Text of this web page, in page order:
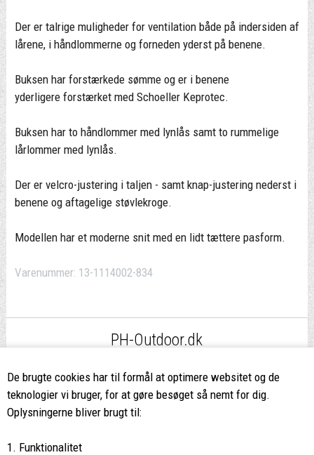
De brugte cookies har til formål at optimere websitet og de
teknologier vi bruger, for at gøre besøget så nemt for dig.
Oplysningerne bliver brugt til:
1. Funktionalitet
Der er talrige muligheder for ventilation både på indersiden af
lårene, i håndlommerne og forneden yderst på benene.
Buksen har forstærkede sømme og er i benene
yderligere forstærket med Schoeller Keprotec.
Buksen har to håndlommer med lynlås samt to rummelige
lårlommer med lynlås.
Der er velcro-justering i taljen - samt knap-justering nederst i
benene og aftagelige støvlekroge.
Modellen har et moderne snit med en lidt tættere pasform.
Varenummer: 13-1114002-834
PH-Outdoor.dk
ved køb over 499,-*
8662 2113